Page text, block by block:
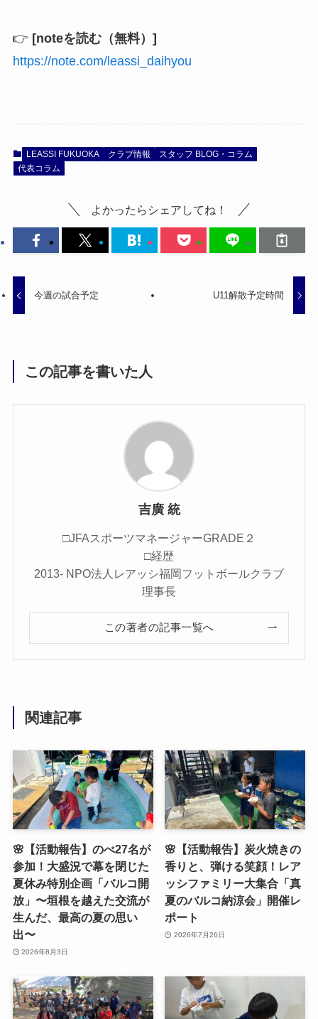
👉 [noteを読む（無料）]
https://note.com/leassi_daihyou
LEASSI FUKUOKA クラブ情報
スタッフ BLOG・コラム
代表コラム
よかったらシェアしてね！
今週の試合予定 U11解散予定時間
この記事を書いた人
吉廣 統
□JFAスポーツマネージャーGRADE２
□経歴
2013- NPO法人レアッシ福岡フットボールクラブ
理事長
この著者の記事一覧へ
関連記事
🌸【活動報告】のべ27名が
参加！大盛況で幕を閉じた
夏休み特別企画「バルコ開
放」〜垣根を越えた交流が
生んだ、最高の夏の思い
出〜
2026年8月3日
🌸【活動報告】炭火焼きの
香りと、弾ける笑顔！レア
ッシファミリー大集合「真
夏のバルコ納涼会」開催レ
ポート
2026年7月26日